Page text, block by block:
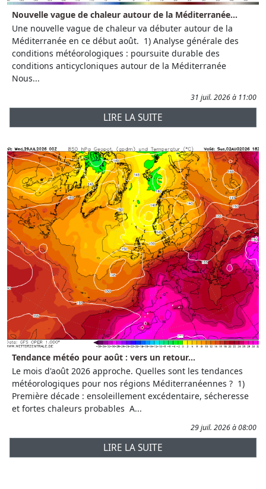
Nouvelle vague de chaleur autour de la Méditerranée...
Une nouvelle vague de chaleur va débuter autour de la
Méditerranée en ce début août. 1) Analyse générale des
conditions météorologiques : poursuite durable des
conditions anticycloniques autour de la Méditerranée
Nous...
31 juil. 2026 à 11:00
LIRE LA SUITE
Tendance météo pour août : vers un retour...
Le mois d'août 2026 approche. Quelles sont les tendances
météorologiques pour nos régions Méditerranéennes ? 1)
Première décade : ensoleillement excédentaire, sécheresse
et fortes chaleurs probables A...
29 juil. 2026 à 08:00
LIRE LA SUITE